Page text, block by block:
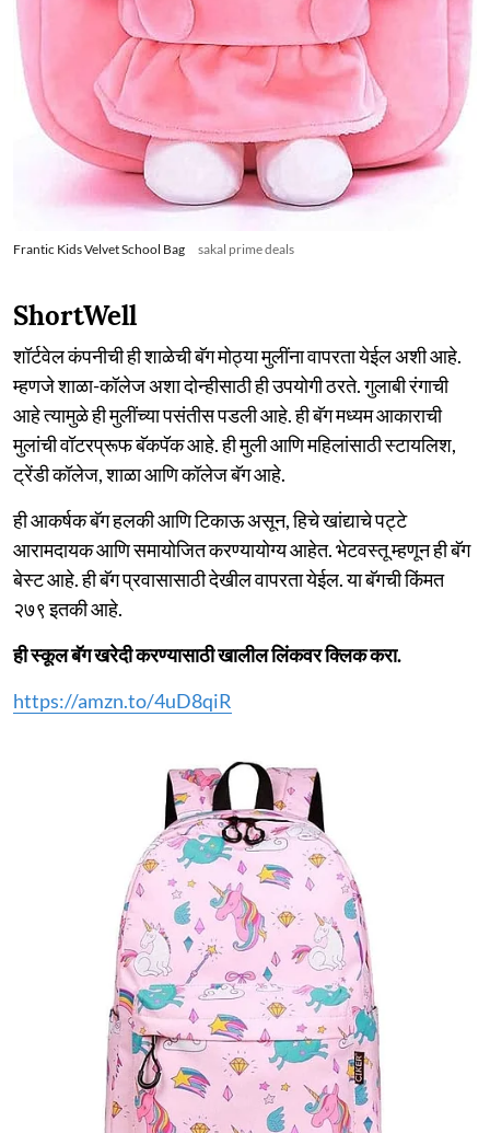
Frantic Kids Velvet School Bag sakal prime deals
ShortWell
शॉर्टवेल कंपनीची ही शाळेची बॅग मोठ्या मुलींना वापरता येईल अशी आहे.
म्हणजे शाळा-कॉलेज अशा दोन्हीसाठी ही उपयोगी ठरते. गुलाबी रंगाची
आहे त्यामुळे ही मुलींच्या पसंतीस पडली आहे. ही बॅग मध्यम आकाराची
मुलांची वॉटरप्रूफ बॅकपॅक आहे. ही मुली आणि महिलांसाठी स्टायलिश,
ट्रेंडी कॉलेज, शाळा आणि कॉलेज बॅग आहे.
ही आकर्षक बॅग हलकी आणि टिकाऊ असून, हिचे खांद्याचे पट्टे
आरामदायक आणि समायोजित करण्यायोग्य आहेत. भेटवस्तू म्हणून ही बॅग
बेस्ट आहे. ही बॅग प्रवासासाठी देखील वापरता येईल. या बॅगची किंमत
२७९ इतकी आहे.
ही स्कूल बॅग खरेदी करण्यासाठी खालील लिंकवर क्लिक करा.
https://amzn.to/4uD8qiR